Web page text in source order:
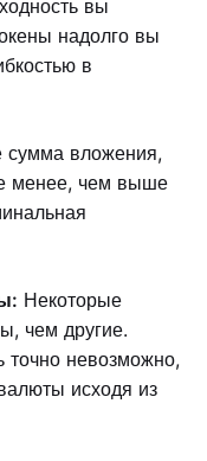
вы
надолго вы
в
вложения,
менее, чем выше
Некоторые
чем другие.
точно невозможно,
исходя из